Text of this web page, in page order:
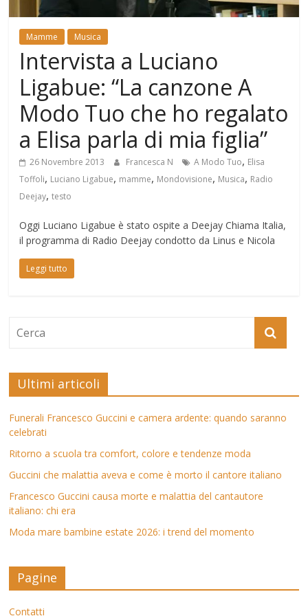
Mondo
Mamme Musica
Intervista a Luciano
Ligabue: “La canzone A
Modo Tuo che ho regalato
a Elisa parla di mia figlia”
26 Novembre 2013 Francesca N A Modo Tuo, Elisa
Toffoli, Luciano Ligabue, mamme, Mondovisione, Musica, Radio
Deejay,testo
Oggi Luciano Ligabue è stato ospite a Deejay Chiama Italia,
il programma di Radio Deejay condotto da Linus e Nicola
Leggi tutto
Ultimi articoli
Funerali Francesco Guccini e camera ardente: quando saranno
celebrati
Ritorno a scuola tra comfort, colore e tendenze moda
Guccini che malattia aveva e come è morto il cantore italiano
Francesco Guccini causa morte e malattia del cantautore
italiano: chi era
Moda mare bambine estate 2026: i trend del momento
Pagine
Contatti